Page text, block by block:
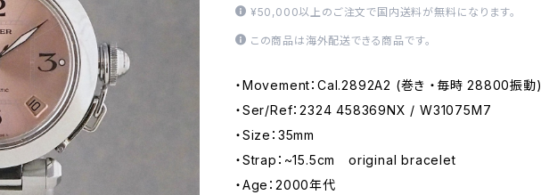
¥50,000以上のご注文で国内送料が無料になります。
この商品は海外配送できる商品です。
・Movement：Cal.2892A2 (巻き ・毎時 28800振動)
・Ser/Ref：2324 458369NX / W31075M7
・Size：35mm
・Strap：~15.5cm original bracelet
・Age：2000年代